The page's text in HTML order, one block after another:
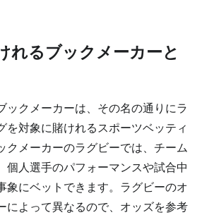
ブックメーカーとは？
ング【2026年8月更新】
ラグビーオッズ比較
けれるラグビーの種類
：スマホにインストール可
スポーツベッティングサイト一
れるブックメーカーと
ックメーカーは、その名の通りにラ
を対象に賭けれるスポーツベッティ
クメーカーのラグビーでは、チーム
個人選手のパフォーマンスや試合中
象にベットできます。ラグビーのオ
によって異なるので、オッズを参考